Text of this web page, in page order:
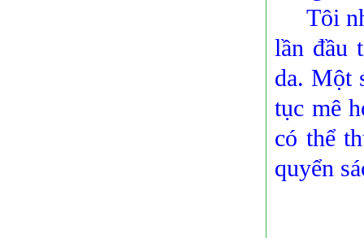
Tôi
lần đầu
da. Một
tục mê
có thể
quyển